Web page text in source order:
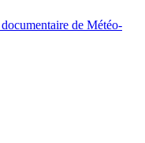
de Météo-